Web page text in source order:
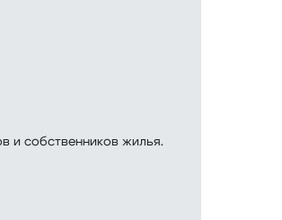
и собственников жилья.